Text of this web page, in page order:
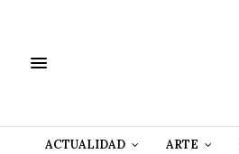
ACTUALIDAD ARTE